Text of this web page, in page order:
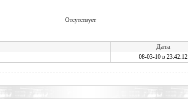
Отсутствует
Дата
08-03-10 в 23:42:12